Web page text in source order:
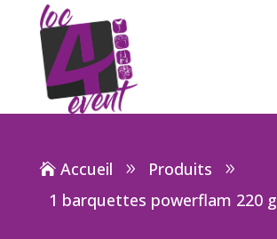
Accueil
Produits
1 barquettes powerflam 220 g